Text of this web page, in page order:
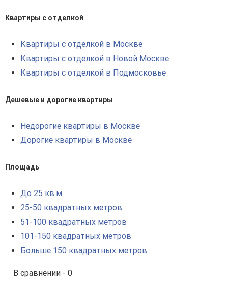
Квартиры с отделкой
Квартиры с отделкой в Москве
Квартиры с отделкой в Новой Москве
Квартиры с отделкой в Подмосковье
Дешевые и дорогие квартиры
Недорогие квартиры в Москве
Дорогие квартиры в Москве
Площадь
До 25 кв.м.
25-50 квадратных метров
51-100 квадратных метров
101-150 квадратных метров
Больше 150 квадратных метров
В сравнении - 0